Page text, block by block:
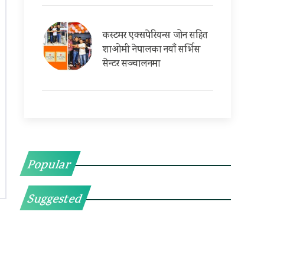
कस्टमर एक्सपेरियन्स जोन सहित
शाओमी नेपालका नयाँ सर्भिस
सेन्टर सञ्चालनमा
Popular
Suggested